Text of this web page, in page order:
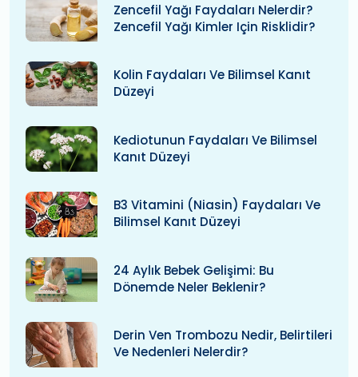
Zencefil Yağı Faydaları Nelerdir?
Zencefil Yağı Kimler Için Risklidir?
Kolin Faydaları Ve Bilimsel Kanıt
Düzeyi
Kediotunun Faydaları Ve Bilimsel
Kanıt Düzeyi
B3 Vitamini (niasin) Faydaları Ve
Bilimsel Kanıt Düzeyi
24 Aylık Bebek Gelişimi: Bu
Dönemde Neler Beklenir?
Derin Ven Trombozu Nedir, Belirtileri
Ve Nedenleri Nelerdir?